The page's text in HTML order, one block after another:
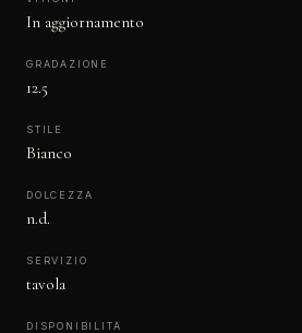
In aggiornamento
GRADAZIONE
12.5
STILE
Bianco
DOLCEZZA
n.d.
SERVIZIO
tavola
DISPONIBILITÀ